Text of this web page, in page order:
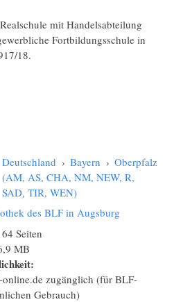
mit Handelsabteilung
Fortbildungsschule in
18.
Deutschland › Bayern › Oberpfalz
(AM, AS, CHA, NM, NEW, R,
SAD, TIR, WEN)
des BLF in Augsburg
64 Seiten
MB
zugänglich (für BLF-
Gebrauch)